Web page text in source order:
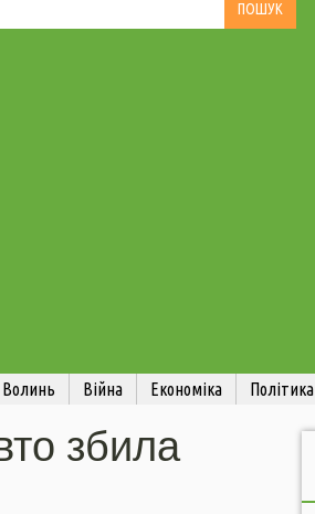
Волинь Війна Економіка Політика
збила